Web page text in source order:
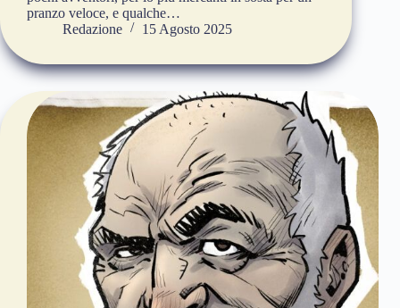
pranzo veloce, e qualche…
Redazione
15 Agosto 2025